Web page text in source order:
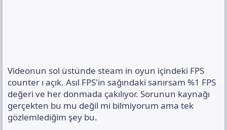
Videonun sol üstünde steam in oyun içindeki FPS
counter ı açık. Asıl FPS'in sağındaki sanırsam %1 FPS
değeri ve her donmada çakılıyor. Sorunun kaynağı
gerçekten bu mu değil mi bilmiyorum ama tek
gözlemlediğim şey bu.